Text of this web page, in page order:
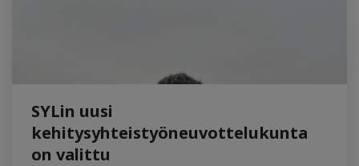
SYLin uusi
kehitysyhteistyöneuvottelukunta
on valittu